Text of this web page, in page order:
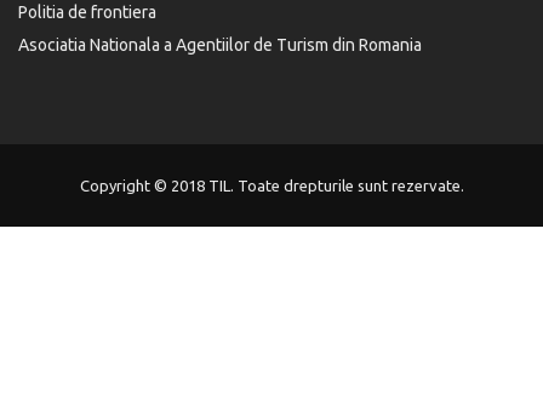
Politia de frontiera
Asociatia Nationala a Agentiilor de Turism din Romania
Copyright © 2018 TIL. Toate drepturile sunt rezervate.